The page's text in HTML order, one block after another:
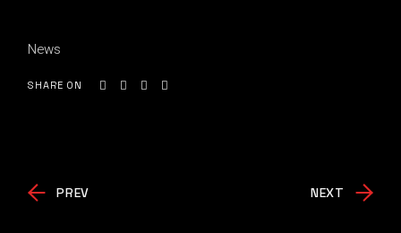
News
SHARE ON
PREV NEXT